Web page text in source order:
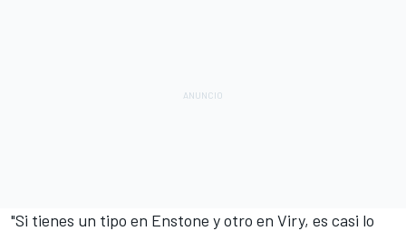
"Si tienes un tipo en Enstone y otro en Viry, es casi lo